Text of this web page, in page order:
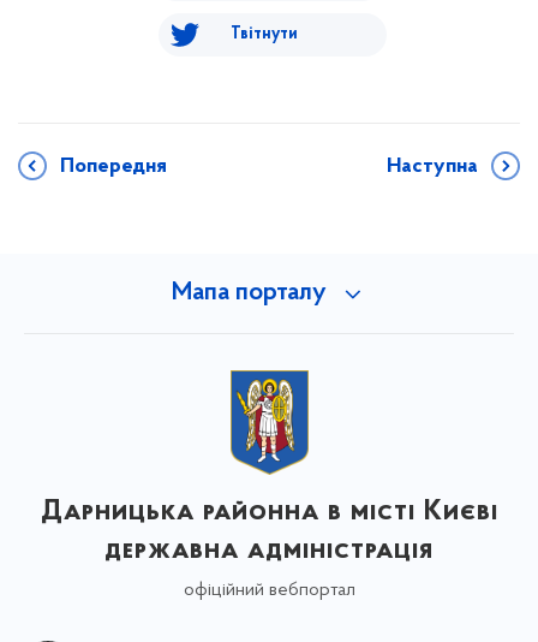
Твітнути
Попередня Наступна
Мапа порталу
Дарницька районна в місті Києві
державна адміністрація
офіційний вебпортал